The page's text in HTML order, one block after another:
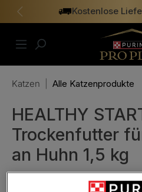
springen Kostenlose
Vorheriges
Katzen Alle Katzenprodukte
HEALTHY
Trockenfutter
an Huhn 1,5 kg